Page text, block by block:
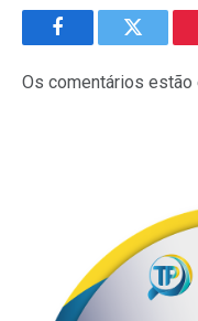
FacebookTwitter
Os comentários estão